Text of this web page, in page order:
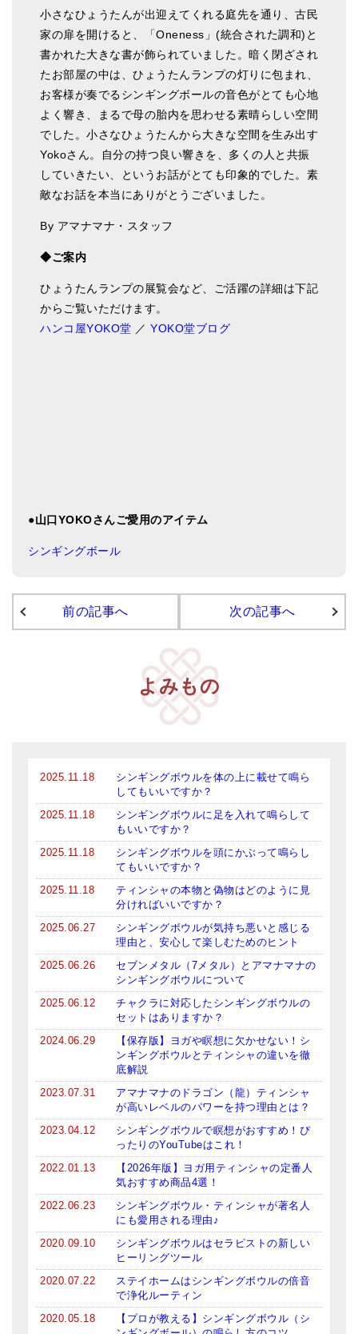
小さなひょうたんが出迎えてくれる庭先を通り、古民
家の扉を開けると、「Oneness」(統合された調和)と
書かれた大きな書が飾られていました。暗く閉ざされ
たお部屋の中は、ひょうたんランプの灯りに包まれ、
お客様が奏でるシンギングボールの音色がとても心地
よく響き、まるで母の胎内を思わせる素晴らしい空間
でした。小さなひょうたんから大きな空間を生み出す
Yokoさん。自分の持つ良い響きを、多くの人と共振
していきたい、というお話がとても印象的でした。素
敵なお話を本当にありがとうございました。
By アマナマナ・スタッフ
◆ご案内
ひょうたんランプの展覧会など、ご活躍の詳細は下記
からご覧いただけます。
ハンコ屋YOKO堂 ／ YOKO堂ブログ
●山口YOKOさんご愛用のアイテム
シンギングボール
前の記事へ 次の記事へ
よみもの
2025.11.18
シンギングボウルを体の上に載せて鳴ら
してもいいですか？
2025.11.18
シンギングボウルに足を入れて鳴らして
もいいですか？
2025.11.18
シンギングボウルを頭にかぶって鳴らし
てもいいですか？
2025.11.18
ティンシャの本物と偽物はどのように見
分ければいいですか？
2025.06.27
シンギングボウルが気持ち悪いと感じる
理由と、安心して楽しむためのヒント
2025.06.26
セブンメタル（7メタル）とアマナマナの
シンギングボウルについて
2025.06.12
チャクラに対応したシンギングボウルの
セットはありますか？
2024.06.29
【保存版】ヨガや瞑想に欠かせない！シ
ンギングボウルとティンシャの違いを徹
底解説
2023.07.31
アマナマナのドラゴン（龍）ティンシャ
が高いレベルのパワーを持つ理由とは？
2023.04.12
シンギングボウルで瞑想がおすすめ！ぴ
ったりのYouTubeはこれ！
2022.01.13
【2026年版】ヨガ用ティンシャの定番人
気おすすめ商品4選！
2022.06.23
シンギングボウル・ティンシャが著名人
にも愛用される理由♪
2020.09.10
シンギングボウルはセラピストの新しい
ヒーリングツール
2020.07.22
ステイホームはシンギングボウルの倍音
で浄化ルーティン
2020.05.18
【プロが教える】シンギングボウル（シ